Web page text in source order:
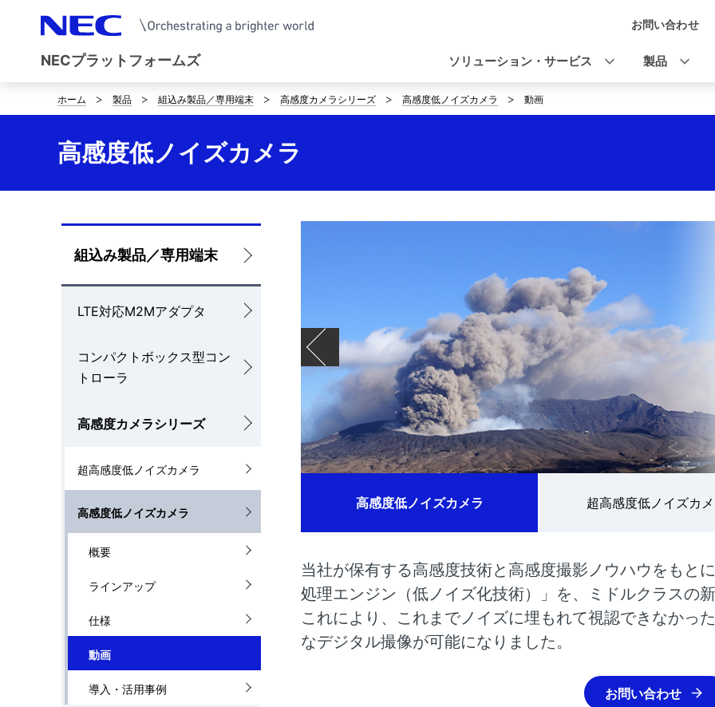
NECプラットフォームズ
ゲ
ー
お問い合わせ
ソリューション・サービス 製品
サ
イ
ト
の
現
在
。
ホーム 製品 組込み製品／専用端末 高感度カメラシリーズ 高感度低ノイズカメラ 動画
高感度低ノイズカメラ
ロ
ー
カ
ル
ー
シ
ョ
組込み製品／専用端末
LTE対応M2Mアダプタ
コンパクトボックス型コン
トローラ
高感度カメラシリーズ
超高感度低ノイズカメラ
高感度低ノイズカメラ
概要
ラインアップ
仕様
動画
導入・活用事例
高感度低ノイズカメラ 超高感度低ノイズカ
当社が保有する高感度技術と高感度撮影ノウハウをもと
処理エンジン（低ノイズ化技術）」を、ミドルクラスの
これにより、これまでノイズに埋もれて視認できなかっ
なデジタル撮像が可能になりました。
お問い合わせ